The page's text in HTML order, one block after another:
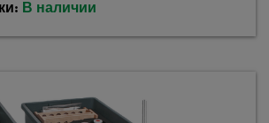
В наличии